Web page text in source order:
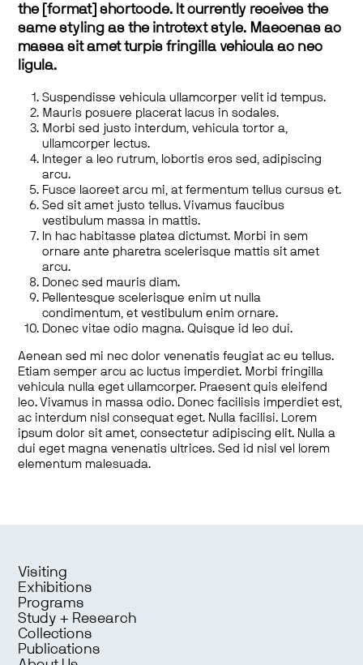
the [format] shortcode. It currently receives the
same styling as the introtext style. Maecenas ac
massa sit amet turpis fringilla vehicula ac nec
ligula.
Suspendisse vehicula ullamcorper velit id tempus.
Mauris posuere placerat lacus in sodales.
Morbi sed justo interdum, vehicula tortor a,
ullamcorper lectus.
Integer a leo rutrum, lobortis eros sed, adipiscing
arcu.
Fusce laoreet arcu mi, at fermentum tellus cursus et.
Sed sit amet justo tellus. Vivamus faucibus
vestibulum massa in mattis.
In hac habitasse platea dictumst. Morbi in sem
ornare ante pharetra scelerisque mattis sit amet
arcu.
Donec sed mauris diam.
Pellentesque scelerisque enim ut nulla
condimentum, et vestibulum enim ornare.
Donec vitae odio magna. Quisque id leo dui.
Aenean sed mi nec dolor venenatis feugiat ac eu tellus.
Etiam semper arcu ac luctus imperdiet. Morbi fringilla
vehicula nulla eget ullamcorper. Praesent quis eleifend
leo. Vivamus in massa odio. Donec facilisis imperdiet est,
ac interdum nisl consequat eget. Nulla facilisi. Lorem
ipsum dolor sit amet, consectetur adipiscing elit. Nulla a
dui eget magna venenatis ultrices. Sed id nisl vel lorem
elementum malesuada.
Visiting
Exhibitions
Programs
Study + Research
Collections
Publications